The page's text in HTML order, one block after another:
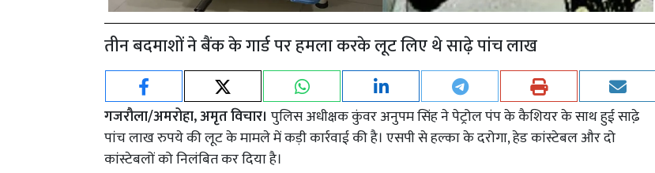
तीन बदमाशों ने बैंक के गार्ड पर हमला करके लूट लिए थे साढ़े पांच लाख
गजरौला/अमरोहा, अमृत विचार। पुलिस अधीक्षक कुंवर अनुपम सिंह ने पेट्रोल पंप के कैशियर के साथ हुई साढे़
पांच लाख रुपये की लूट के मामले में कड़ी कार्रवाई की है। एसपी से हल्का के दरोगा, हेड कांस्टेबल और दो
कांस्टेबलों को निलंबित कर दिया है।